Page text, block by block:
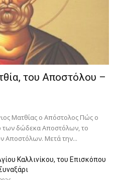
του Αποστόλου –
Ματθίας ο Απόστολος Πώς ο
των δώδεκα Αποστόλων, το
Αποστόλων. Μετά την...
Καλλινίκου, του Επισκόπου